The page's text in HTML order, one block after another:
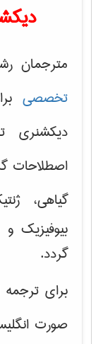
مترجمان
تخصصی
اصطلاحات
گیاهی،
بیوفیزیک
گردد.
برای
صورت